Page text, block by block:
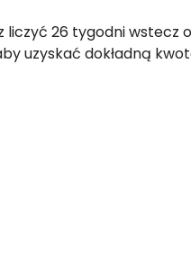
liczyć 26 tygodni wstecz
uzyskać dokładną